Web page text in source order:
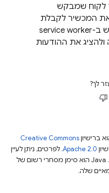
לקוח שמבקש
המכשיר לקבלת
התראות דחיפה ומשתמש ב-service worker
את ההודעות
לך?
ברישיוןCreative Commons
Apache 2.0. לפרטים, ניתן לעיין
.‏ Java הוא סימן מסחרי רשום של